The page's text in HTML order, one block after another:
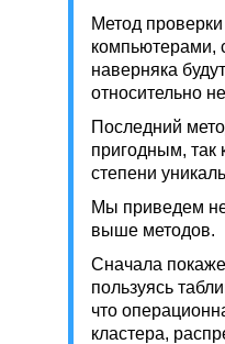
Метод
компьютерами,
наверняка
относительно
Последний
пригодным, так
степени
Мы приведем
выше методов.
Сначала
пользуясь
что
кластера,